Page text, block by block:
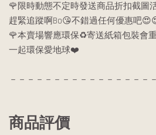
🌹限時動態不定時發送商品折扣截圖
趕緊追蹤啊Bo😘不錯過任何優惠吧
🌹本賣場響應環保♻️寄送紙箱包裝會
一起環保愛地球❤️
－－－－－－－－－－－－－－－－
商品評價